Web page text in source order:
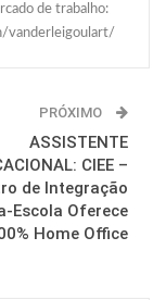
de trabalho:
vanderleigoulart/
PRÓXIMO
ASSISTENTE
CIEE –
de Integração
Escola Oferece
Home Office